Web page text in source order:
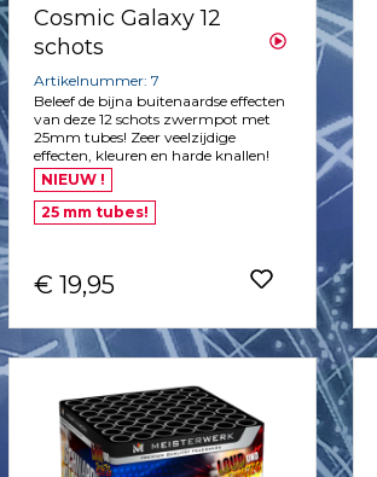
Cosmic Galaxy 12
schots
Artikelnummer: 7
Beleef de bijna buitenaardse effecten
van deze 12 schots zwermpot met
25mm tubes! Zeer veelzijdige
effecten, kleuren en harde knallen!
NIEUW !
25 mm tubes!
€ 19,95